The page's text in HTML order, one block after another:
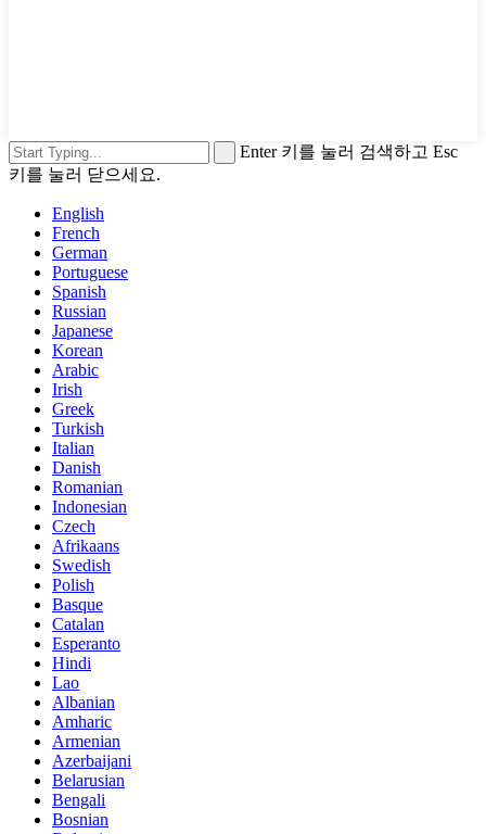
Enter 키를 눌러 검색하고 Esc
키를 눌러 닫으세요.
English
French
German
Portuguese
Spanish
Russian
Japanese
Korean
Arabic
Irish
Greek
Turkish
Italian
Danish
Romanian
Indonesian
Czech
Afrikaans
Swedish
Polish
Basque
Catalan
Esperanto
Hindi
Lao
Albanian
Amharic
Armenian
Azerbaijani
Belarusian
Bengali
Bosnian